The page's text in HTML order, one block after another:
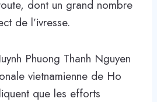
dont un grand nombre
de l’ivresse.
Phuong Thanh Nguyen
vietnamienne de Ho
que les efforts